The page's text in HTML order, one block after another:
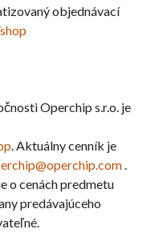
objednávací
Operchip s.r.o. je
. Aktuálny cenník je
.
o cenách predmetu
predávajúceho